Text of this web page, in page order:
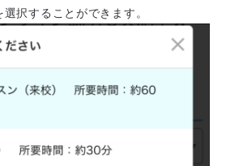
択することができます。